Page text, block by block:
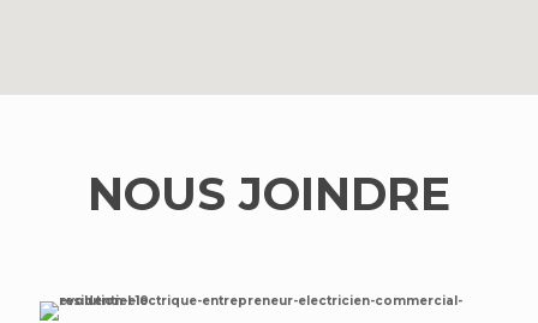
Granby (Québec) J2J 1A4
NOUS JOINDRE